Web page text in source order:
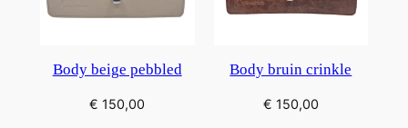
Body beige pebbled
€ 150,00
Body bruin crinkle
€ 150,00